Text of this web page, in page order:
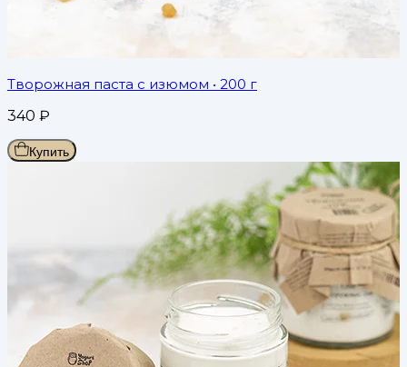
Творожная паста с изюмом • 200 г
340 ₽
Купить